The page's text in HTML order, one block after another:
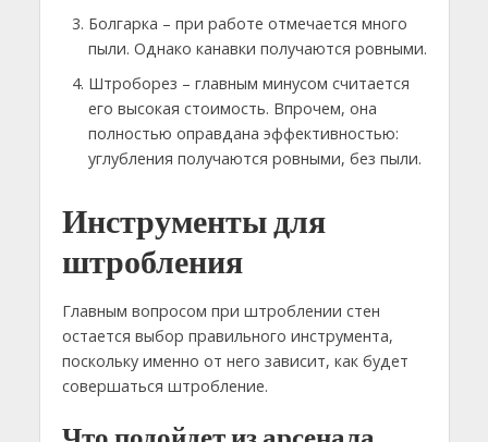
Болгарка – при работе отмечается много
пыли. Однако канавки получаются ровными.
Штроборез – главным минусом считается
его высокая стоимость. Впрочем, она
полностью оправдана эффективностью:
углубления получаются ровными, без пыли.
Инструменты для
штробления
Главным вопросом при штроблении стен
остается выбор правильного инструмента,
поскольку именно от него зависит, как будет
совершаться штробление.
Что подойдет из арсенала